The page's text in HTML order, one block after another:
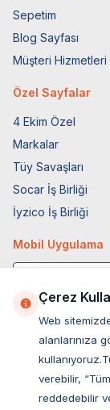
Sepetim
Blog Sayfası
Müşteri Hizmetleri
Özel Sayfalar
4 Ekim Özel
Markalar
Tüy Savaşları
Socar İş Birliği
İyzico İş Birliği
Mobil Uygulama
Çerez
Web
alanlarınıza
verebilir,
reddedebilir